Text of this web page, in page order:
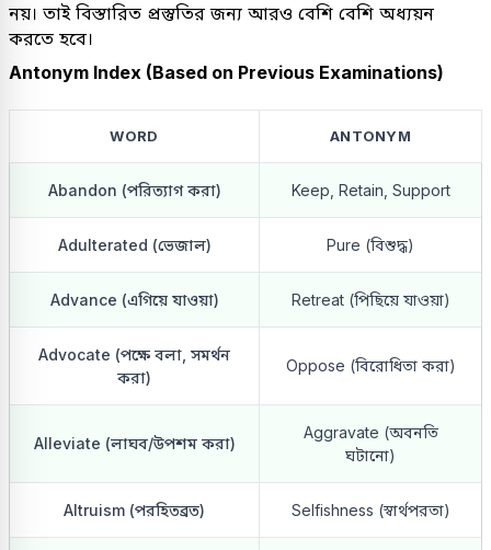
নয়। তাই বিস্তারিত প্রস্তুতির জন্য আরও বেশি বেশি অধ্যয়ন
করতে হবে।
Antonym Index (Based on Previous Examinations)
WORD ANTONYM
Abandon (পরিত্যাগ করা) Keep, Retain, Support
Adulterated (ভেজাল) Pure (বিশুদ্ধ)
Advance (এগিয়ে যাওয়া) Retreat (পিছিয়ে যাওয়া)
Advocate (পক্ষে বলা, সমর্থন
করা)
Oppose (বিরোধিতা করা)
Alleviate (লাঘব/উপশম করা)
Aggravate (অবনতি
ঘটানো)
Altruism (পরহিতব্রত) Selfishness (স্বার্থপরতা)